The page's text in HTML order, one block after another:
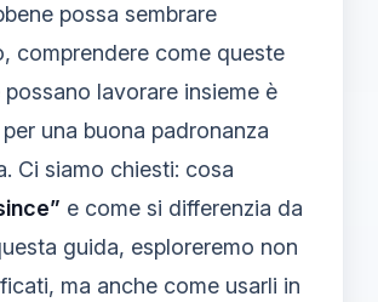
possa sembrare
comprendere come queste
lavorare insieme è
una buona padronanza
Ci siamo chiesti: cosa
e come si differenzia da
guida, esploreremo non
ma anche come usarli in